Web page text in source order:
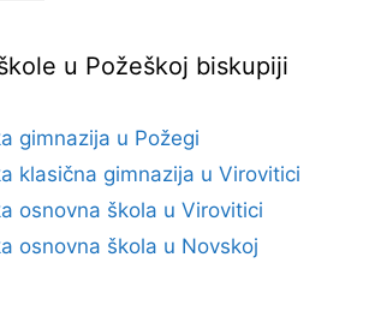
u Požeškoj biskupiji
gimnazija u Požegi
klasična gimnazija u Virovitici
osnovna škola u Virovitici
osnovna škola u Novskoj